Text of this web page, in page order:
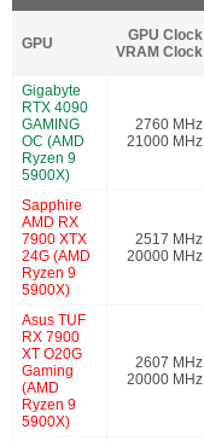
GPU
GPU Clock
VRAM Clock
Gigabyte
RTX 4090
GAMING
OC (AMD
Ryzen 9
5900X)
2760 MHz
21000 MHz
Sapphire
AMD RX
7900 XTX
24G (AMD
Ryzen 9
5900X)
2517 MHz
20000 MHz
Asus TUF
RX 7900
XT O20G
Gaming
(AMD
Ryzen 9
5900X)
2607 MHz
20000 MHz